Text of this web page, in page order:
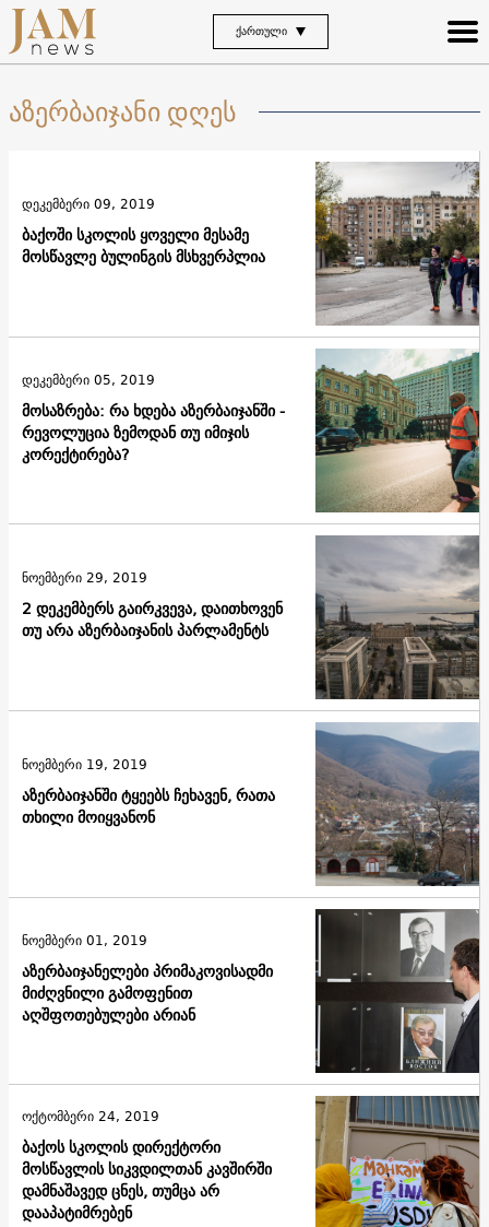
ᲥᲐᲠᲗᲣᲚᲘ
აზერბაიჯანი დღეს
ბაქოში სკოლის ყოველი მესამე
მოსწავლე ბულინგის მსხვერპლია
დეკემბერი 09, 2019
მოსაზრება: რა ხდება აზერბაიჯანში -
რევოლუცია ზემოდან თუ იმიჯის
კორექტირება?
დეკემბერი 05, 2019
2 დეკემბერს გაირკვევა, დაითხოვენ
თუ არა აზერბაიჯანის პარლამენტს
ნოემბერი 29, 2019
აზერბაიჯანში ტყეებს ჩეხავენ, რათა
თხილი მოიყვანონ
ნოემბერი 19, 2019
აზერბაიჯანელები პრიმაკოვისადმი
მიძღვნილი გამოფენით
აღშფოთებულები არიან
ნოემბერი 01, 2019
ბაქოს სკოლის დირექტორი
მოსწავლის სიკვდილთან კავშირში
დამნაშავედ ცნეს, თუმცა არ
დააპატიმრებენ
ოქტომბერი 24, 2019